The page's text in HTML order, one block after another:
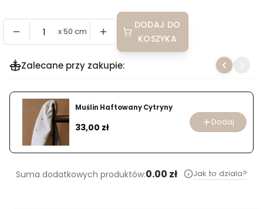
x 50 cm
DODAJ DO
KOSZYKA
Zalecane przy zakupie:
Muślin Haftowany Cytryny
Cena
33,00 zł Dodaj
Suma dodatkowych produktów:0.00 zł Jak to dziala?